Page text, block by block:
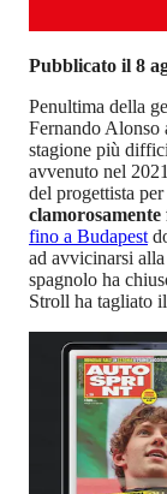
Pubblicato il 8
Penultima della
Fernando Alonso
stagione più
avvenuto nel
del progettista per
fino a Budapest
ad avvicinarsi
spagnolo ha
Stroll ha tagliato